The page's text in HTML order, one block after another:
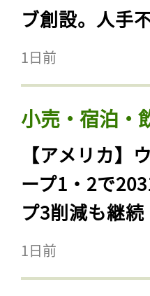
ブ創設。人手
1日前
小売・宿泊・
【アメリカ】
ープ1・2で
プ3削減も継続
1日前